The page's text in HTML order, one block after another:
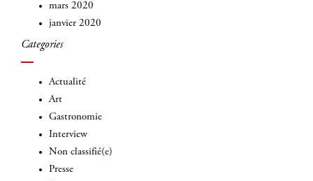
mars 2020
janvier 2020
Categories
Actualité
Art
Gastronomie
Interview
Non classifié(e)
Presse